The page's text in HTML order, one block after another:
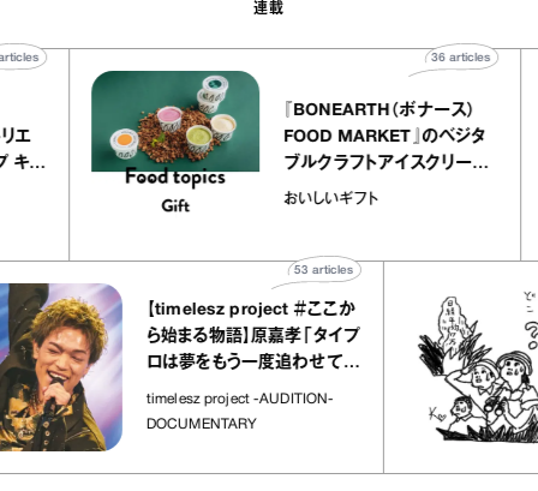
連載
アトリエ
レープ キャ
40articles
『BONEARTH（ボナース）
FOOD MARKET』のベジタ
ブルクラフトアイスクリーム
｜真野知子の「おいしいギフ
おいしいギフト
36articles
【timelesz project ＃ここか
ら始まる物語】原嘉孝「タイプ
ロは夢をもう一度追わせてく
れた場所」
timelesz project -AUDITION-
DOCUMENTARY
articles